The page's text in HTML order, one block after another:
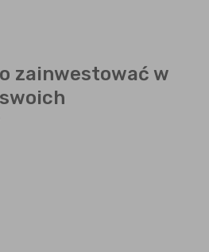
zainwestować w